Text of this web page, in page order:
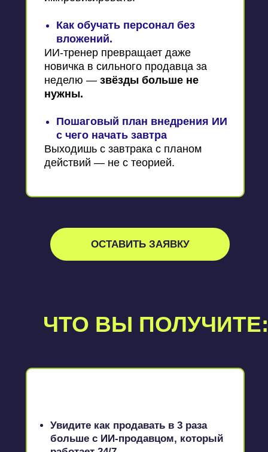
ОСТАВИТЬ ЗАЯВКУ
Как обучать персонал без
вложений.
ИИ-тренер превращает даже
новичка в сильного продавца за
неделю — звёзды больше не
нужны.
Пошаговый план внедрения ИИ
с чего начать завтра
Выходишь с завтрака с планом
действий — не с теорией.
ЧТО ВЫ ПОЛУЧИТЕ:
Увидите как продавать в 3 раза
больше с ИИ-продавцом, который